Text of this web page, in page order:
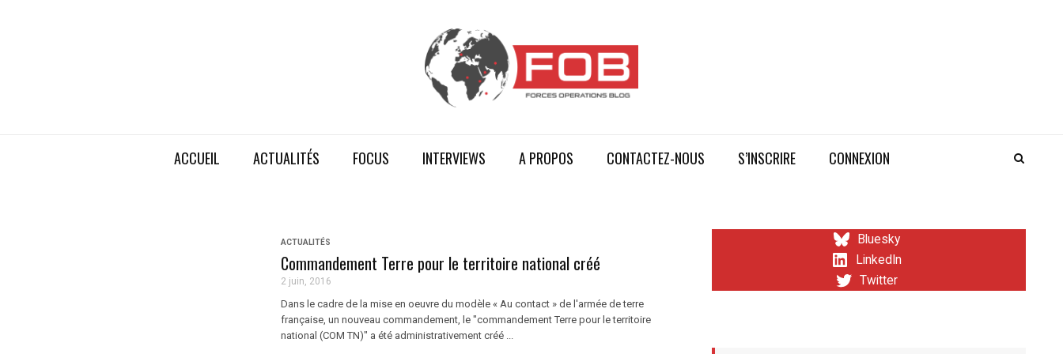
ACCUEIL ACTUALITÉS FOCUS INTERVIEWS A PROPOS CONTACTEZ-NOUS S’INSCRIRE CONNEXION
ACTUALITÉS
Commandement Terre pour le territoire national créé
2 juin, 2016
Dans le cadre de la mise en oeuvre du modèle « Au contact » de l'armée de terre
française, un nouveau commandement, le "commandement Terre pour le territoire
national (COM TN)" a été administrativement créé ...
Bluesky
LinkedIn
Twitter